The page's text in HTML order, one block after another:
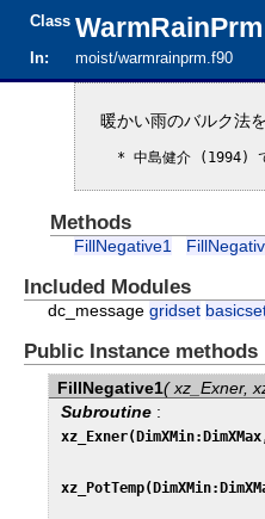
Class WarmRainPrm
In: moist/warmrainprm.f90
暖かい雨のバルク法
Methods
FillNegative1
Included Modules
dc_message gridset
Public Instance methods
FillNegative1( xz_Exner,
Subroutine :